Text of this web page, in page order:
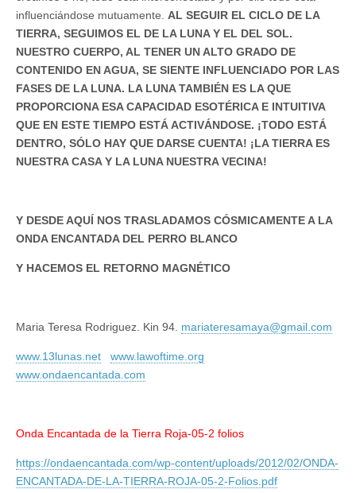
influenciándose mutuamente. AL SEGUIR EL CICLO DE LA
TIERRA, SEGUIMOS EL DE LA LUNA Y EL DEL SOL.
NUESTRO CUERPO, AL TENER UN ALTO GRADO DE
CONTENIDO EN AGUA, SE SIENTE INFLUENCIADO POR LAS
FASES DE LA LUNA. LA LUNA TAMBIÉN ES LA QUE
PROPORCIONA ESA CAPACIDAD ESOTÉRICA E INTUITIVA
QUE EN ESTE TIEMPO ESTÁ ACTIVÁNDOSE. ¡TODO ESTÁ
DENTRO, SÓLO HAY QUE DARSE CUENTA! ¡LA TIERRA ES
NUESTRA CASA Y LA LUNA NUESTRA VECINA!
Y DESDE AQUÍ NOS TRASLADAMOS CÓSMICAMENTE A LA
ONDA ENCANTADA DEL PERRO BLANCO
Y HACEMOS EL RETORNO MAGNÉTICO
Maria Teresa Rodriguez. Kin 94. mariateresamaya@gmail.com
www.13lunas.net
www.lawoftime.org
www.ondaencantada.com
Onda Encantada de la Tierra Roja-05-2 folios
https://ondaencantada.com/wp-content/uploads/2012/02/ONDA-
ENCANTADA-DE-LA-TIERRA-ROJA-05-2-Folios.pdf